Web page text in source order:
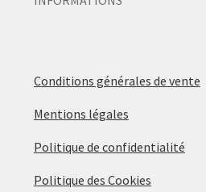
Conditions générales de vente
Mentions légales
Politique de confidentialité
Politique des Cookies